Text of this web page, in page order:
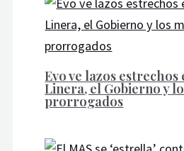
Evo ve lazos
Linera, el Gobierno y
prorrogados